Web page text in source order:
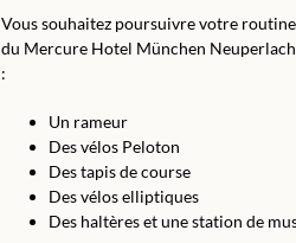
Vous souhaitez poursuivre votre routine
du Mercure Hotel München
:
Un rameur
Des vélos Peloton
Des tapis de course
Des vélos elliptiques
Des haltères et une station de